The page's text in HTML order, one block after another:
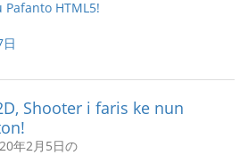
Pafanto HTML5!
Shooter i faris ke nun
年2月5日の